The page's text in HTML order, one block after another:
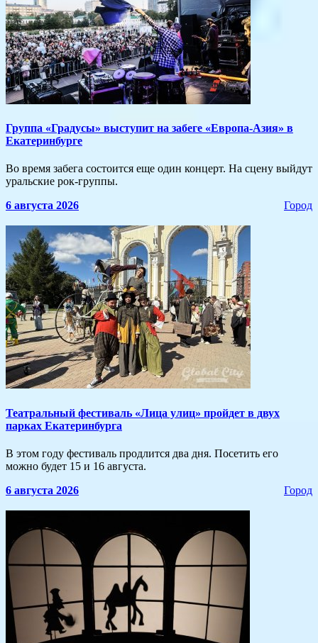
​Группа «Градусы» выступит на забеге «Европа-Азия» в
Екатеринбурге
Во время забега состоится еще один концерт. На сцену выйдут
уральские рок-группы.
6 августа 2026
Город
​Театральный фестиваль «Лица улиц» пройдет в двух
парках Екатеринбурга
В этом году фестиваль продлится два дня. Посетить его
можно будет 15 и 16 августа.
6 августа 2026
Город